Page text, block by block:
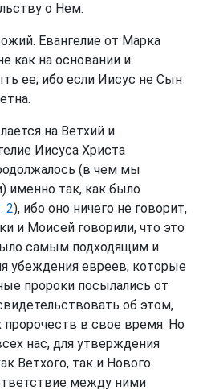
о Нем.
Евангелие от Марка
как на основании и
ее; ибо если Иисус не Сын
на Ветхий и
Иисуса Христа
(в чем мы
именно так, как было
2), ибо оно ничего не говорит,
и Моисей говорили, что это
самым подходящим и
убеждения евреев, которые
пророки посылались от
об этом,
пророчеств в свое время. Но
нас, для утверждения
Ветхого, так и Нового
между ними